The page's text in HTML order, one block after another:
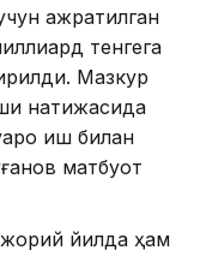
ажратилган
тенгега
Мазкур
натижасида
иш билан
матбуот
йилда ҳам